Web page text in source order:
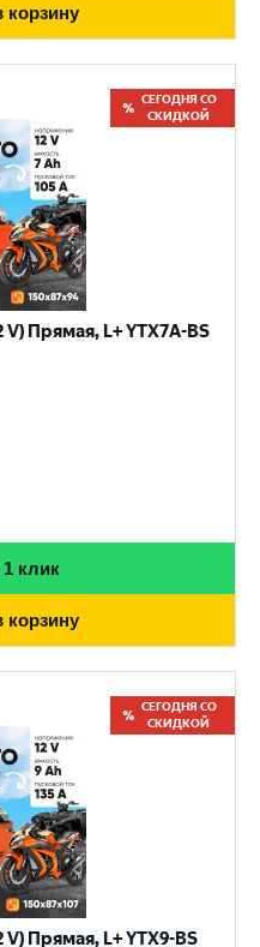
корзину
СЕГОДНЯ СО
СКИДКОЙ
Прямая, L+ YTX7A-BS
клик
корзину
СЕГОДНЯ СО
СКИДКОЙ
V) Прямая, L+ YTX9-BS